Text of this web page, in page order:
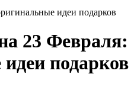
идеи подарков
23 Февраля:
подарков